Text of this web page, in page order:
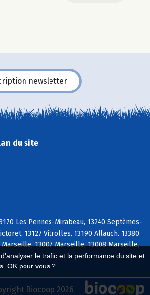
le trafic et la performance du site et
OK pour vous ?
newsletter
du site
Les Pennes-Mirabeau, 13240 Septèmes-
13127 Vitrolles, 13190 Allauch, 13380
13007 Marseille, 13008 Marseille,
Biocoop 2026